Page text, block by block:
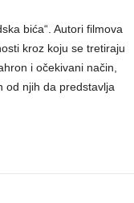
bića“. Autori filmova
kroz koju se tretiraju
i očekivani način,
od njih da predstavlja